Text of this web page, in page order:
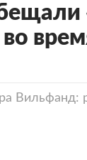
Вильфанд: